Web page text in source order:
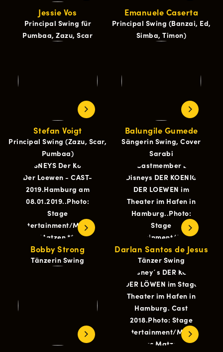
Jessie Vos
Principal Swing für
Pumbaa, Zazu, Scar
Emanuele Caserta
Principal Swing (Banzai, Ed,
Simba, Timon)
Stefan Voigt
Principal Swing (Zazu, Scar,
Pumbaa)
Balungile Gumede
Sängerin Swing, Cover
Sarabi
Bobby Strong
Tänzerin Swing
Darlan Santos de Jesus
Tänzer Swing